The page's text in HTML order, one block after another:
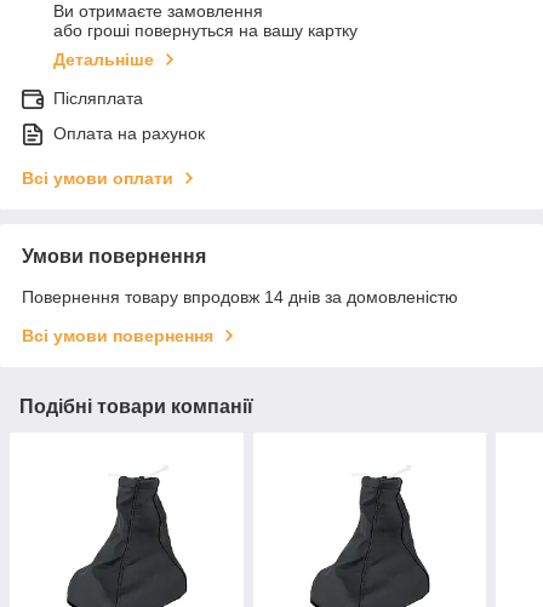
Ви отримаєте замовлення
або гроші повернуться на вашу картку
Детальніше
Післяплата
Оплата на рахунок
Всі умови оплати
Умови повернення
Повернення товару впродовж 14 днів за домовленістю
Всі умови повернення
Подібні товари компанії